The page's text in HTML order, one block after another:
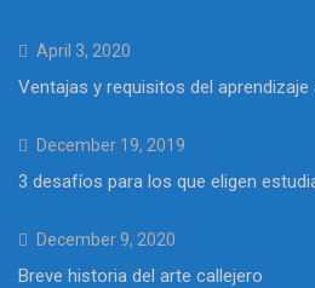
April 3, 2020
Ventajas y requisitos del aprendizaje
December 19, 2019
3 desafíos para los que eligen
December 9, 2020
Breve historia del arte callejero